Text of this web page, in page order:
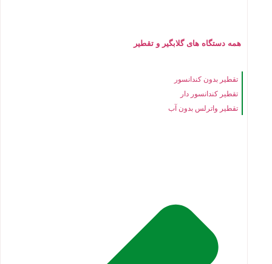
همه دستگاه های گلابگیر و تقطیر
تقطیر بدون کندانسور
تقطیر کندانسور دار
تقطیر واترلس بدون آب